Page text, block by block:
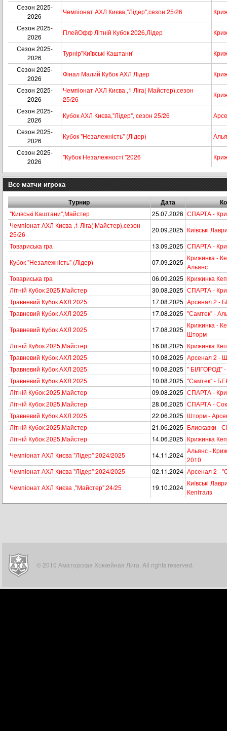
Сезон 2025-
2026
Чемпіонат АХЛ Києва,"Лідер",сезон 25/26
Сезон 2025-
2026
ПлейОфф Літній Кубок 2026,Лідер
Сезон 2025-
2026
Турнір"Київські Каштани'
Сезон 2025-
2026
Фінал Малий Кубок АХЛ Лідер
Сезон 2025-
2026
Чемпіонат АХЛ Києва ,1 Ліга( Майстер),сезон
25/26
Сезон 2025-
2026
Кубок АХЛ Києва,"Лідер", сезон 25/26
Сезон 2025-
2026
Кубок "Незалежність" (Лідер)
Сезон 2025-
2026
"Кубок Незалежності "2026
Все матчи игрока
Турнир Дата
"Київські Каштани",Майстер 25.07.2026 СПАРТА -
Чемпіонат АХЛ Києва ,1 Ліга( Майстер),сезон
25/26
20.09.2025 Київськi
Товариська гра
13.09.2025 СПАРТА -
Кубок "Незалежність" (Лідер)
07.09.2025
Крижинка -
Альянс
Товариська гра
06.09.2025 Крижинка
Літній Кубок 2025,Майстер
30.08.2025 СПАРТА -
Травневий Кубок АХЛ 2025
17.08.2025 Арсенал 2 -
Травневий Кубок АХЛ 2025
17.08.2025 "Самтек" -
Травневий Кубок АХЛ 2025
17.08.2025
Крижинка -
Шторм
Літній Кубок 2025,Майстер
16.08.2025 Крижинка
Травневий Кубок АХЛ 2025
10.08.2025 Арсенал 2 -
Травневий Кубок АХЛ 2025
10.08.2025 " БІЛГОРОД"
Травневий Кубок АХЛ 2025
10.08.2025 "Самтек" -
Літній Кубок 2025,Майстер
09.08.2025 СПАРТА -
Літній Кубок 2025,Майстер
28.06.2025 СПАРТА -
Травневий Кубок АХЛ 2025
22.06.2025 Шторм -
Літній Кубок 2025,Майстер
21.06.2025 Блискавки -
Літній Кубок 2025,Майстер
14.06.2025 Крижинка
Чемпіонат АХЛ Києва "Лідер" 2024/2025
14.11.2024
Альянс -
2010
Чемпіонат АХЛ Києва "Лідер" 2024/2025
02.11.2024 Арсенал 2 -
Чемпіонат АХЛ Києва ,"Майстер",24/25
19.10.2024
Київськi
Кепіталз
© 2010 Аматорская Хоккейная Лига. All rights reserved.